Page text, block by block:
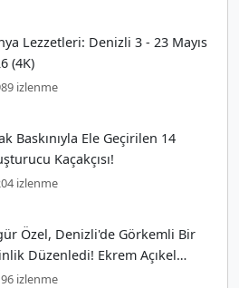
Lezzetleri: Denizli 3 - 23 Mayıs
(4K)
izlenme
Baskınıyla Ele Geçirilen 14
Kaçakçısı!
izlenme
Özel, Denizli'de Görkemli Bir
Düzenledi! Ekrem Açıkel
Olayı
izlenme